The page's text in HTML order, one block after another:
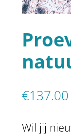
€137.00
Wil jij